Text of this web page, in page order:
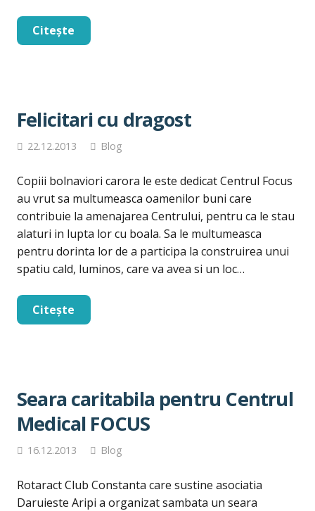
Citește
Felicitari cu dragost
22.12.2013 Blog
Copiii bolnaviori carora le este dedicat Centrul Focus
au vrut sa multumeasca oamenilor buni care
contribuie la amenajarea Centrului, pentru ca le stau
alaturi in lupta lor cu boala. Sa le multumeasca
pentru dorinta lor de a participa la construirea unui
spatiu cald, luminos, care va avea si un loc…
Citește
Seara caritabila pentru Centrul
Medical FOCUS
16.12.2013 Blog
Rotaract Club Constanta care sustine asociatia
Daruieste Aripi a organizat sambata un seara